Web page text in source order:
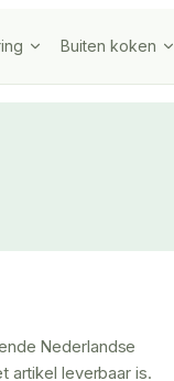
Buiten koken
Nederlandse
artikel leverbaar is.